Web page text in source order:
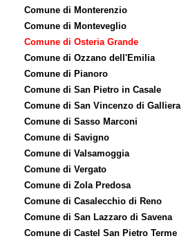
Comune di Monterenzio
Comune di Monteveglio
Comune di Osteria Grande
Comune di Ozzano dell'Emilia
Comune di Pianoro
Comune di San Pietro in Casale
Comune di San Vincenzo di Galliera
Comune di Sasso Marconi
Comune di Savigno
Comune di Valsamoggia
Comune di Vergato
Comune di Zola Predosa
Comune di Casalecchio di Reno
Comune di San Lazzaro di Savena
Comune di Castel San Pietro Terme